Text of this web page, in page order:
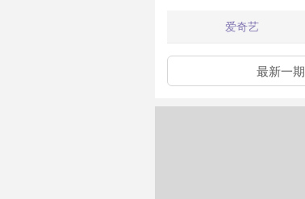
爱奇艺
最新一期